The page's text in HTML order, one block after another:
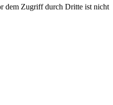
dem Zugriff durch Dritte ist nicht